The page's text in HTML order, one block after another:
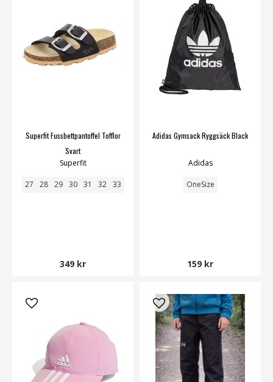
Superfit Fussbettpantoffel Tofflor
Svart
Superfit
27 28 29 30 31 32 33
349 kr
Adidas Gymsack Ryggsäck Black
Adidas
OneSize
159 kr